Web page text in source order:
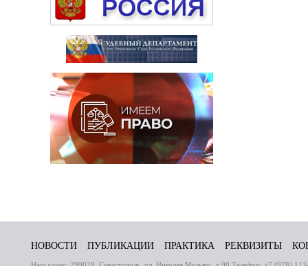
НОВОСТИ ПУБЛИКАЦИИ ПРАКТИКА РЕКВИЗИТЫ